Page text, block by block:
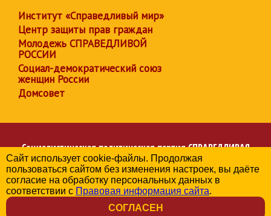
Институт «Справедливый мир»
Центр защиты прав граждан
Молодежь СПРАВЕДЛИВОЙ
РОССИИ
Социал-демократический союз
женщин России
Домсовет
Социалистическая политическая партияСПРАВЕДЛИВАЯ
РОССИЯ
Региональное отделение партии в Республике Адыгея
© 2006-2026
Политика в отношении обработки персональных данных
Сайт использует cookie-файлы. Продолжая
пользоваться сайтом без изменения настроек, вы даёте
согласие на обработку персональных данных в
соответствии с Правовая информация сайта.
СОГЛАСЕН